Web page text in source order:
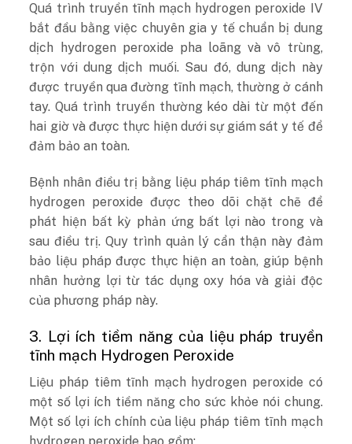
Quá trình truyền tĩnh mạch hydrogen peroxide IV
bắt đầu bằng việc chuyên gia y tế chuẩn bị dung
dịch hydrogen peroxide pha loãng và vô trùng,
trộn với dung dịch muối. Sau đó, dung dịch này
được truyền qua đường tĩnh mạch, thường ở cánh
tay. Quá trình truyền thường kéo dài từ một đến
hai giờ và được thực hiện dưới sự giám sát y tế để
đảm bảo an toàn.
Bệnh nhân điều trị bằng liệu pháp tiêm tĩnh mạch
hydrogen peroxide được theo dõi chặt chẽ để
phát hiện bất kỳ phản ứng bất lợi nào trong và
sau điều trị. Quy trình quản lý cẩn thận này đảm
bảo liệu pháp được thực hiện an toàn, giúp bệnh
nhân hưởng lợi từ tác dụng oxy hóa và giải độc
của phương pháp này.
3. Lợi ích tiềm năng của liệu pháp truyền
tĩnh mạch Hydrogen Peroxide
Liệu pháp tiêm tĩnh mạch hydrogen peroxide có
một số lợi ích tiềm năng cho sức khỏe nói chung.
Một số lợi ích chính của liệu pháp tiêm tĩnh mạch
hydrogen peroxide bao gồm: